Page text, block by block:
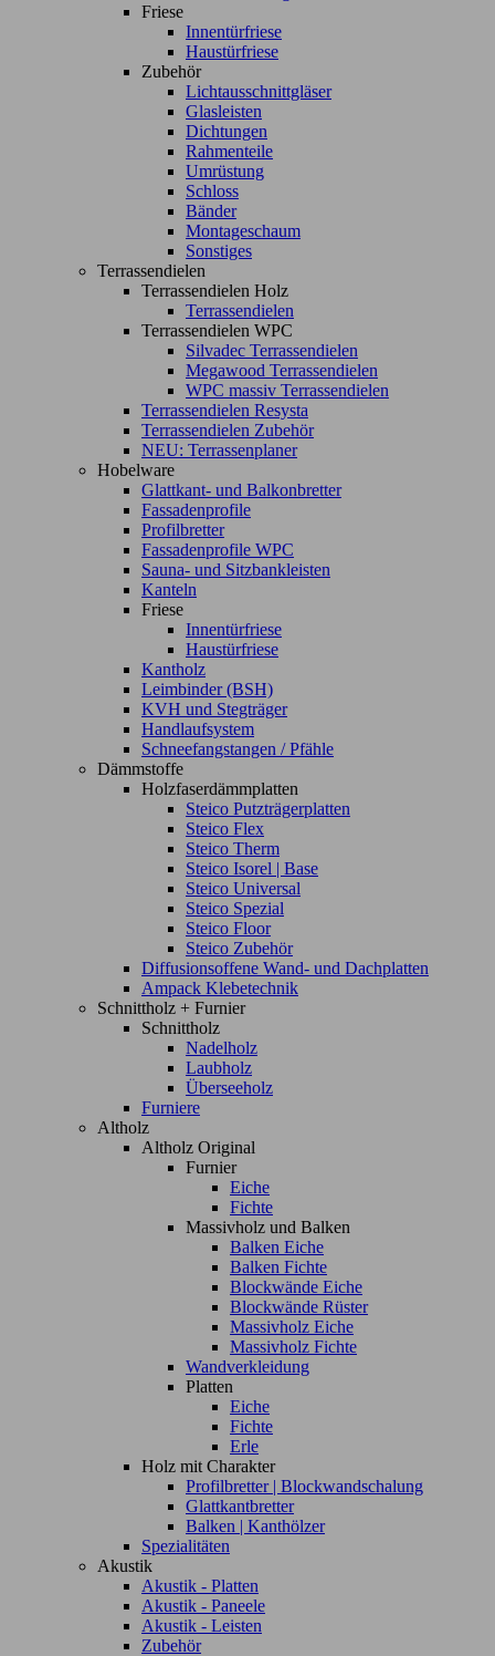
Friese
Innentürfriese
Haustürfriese
Zubehör
Lichtausschnittgläser
Glasleisten
Dichtungen
Rahmenteile
Umrüstung
Schloss
Bänder
Montageschaum
Sonstiges
Terrassendielen
Terrassendielen Holz
Terrassendielen
Terrassendielen WPC
Silvadec Terrassendielen
Megawood Terrassendielen
WPC massiv Terrassendielen
Terrassendielen Resysta
Terrassendielen Zubehör
NEU: Terrassenplaner
Hobelware
Glattkant- und Balkonbretter
Fassadenprofile
Profilbretter
Fassadenprofile WPC
Sauna- und Sitzbankleisten
Kanteln
Friese
Innentürfriese
Haustürfriese
Kantholz
Leimbinder (BSH)
KVH und Stegträger
Handlaufsystem
Schneefangstangen / Pfähle
Dämmstoffe
Holzfaserdämmplatten
Steico Putzträgerplatten
Steico Flex
Steico Therm
Steico Isorel | Base
Steico Universal
Steico Spezial
Steico Floor
Steico Zubehör
Diffusionsoffene Wand- und Dachplatten
Ampack Klebetechnik
Schnittholz + Furnier
Schnittholz
Nadelholz
Laubholz
Überseeholz
Furniere
Altholz
Altholz Original
Furnier
Eiche
Fichte
Massivholz und Balken
Balken Eiche
Balken Fichte
Blockwände Eiche
Blockwände Rüster
Massivholz Eiche
Massivholz Fichte
Wandverkleidung
Platten
Eiche
Fichte
Erle
Holz mit Charakter
Profilbretter | Blockwandschalung
Glattkantbretter
Balken | Kanthölzer
Spezialitäten
Akustik
Akustik - Platten
Akustik - Paneele
Akustik - Leisten
Zubehör